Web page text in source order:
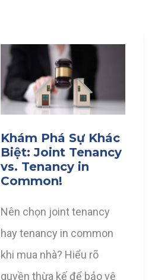
Khám Phá Sự Khác
Biệt: Joint Tenancy
vs. Tenancy in
Common!
Nên chọn joint tenancy
hay tenancy in common
khi mua nhà? Hiểu rõ
quyền thừa kế để bảo vệ